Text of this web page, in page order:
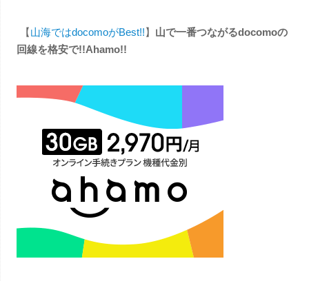
【山海ではdocomoがBest!!】 山で一番つながるdocomoの
回線を格安で!!Ahamo!!